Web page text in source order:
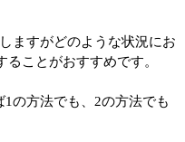
ますがどのような状況にお
ことがおすすめです。
の方法でも、2の方法でも